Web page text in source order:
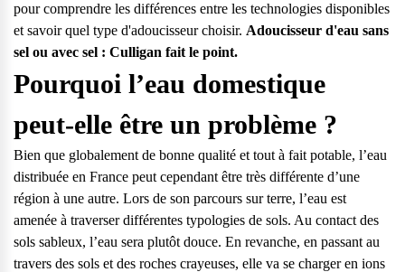
pour comprendre les différences entre les technologies disponibles
et savoir quel type d'adoucisseur choisir. Adoucisseur d'eau sans
sel ou avec sel : Culligan fait le point.
Pourquoi l’eau domestique
peut-elle être un problème ?
Bien que globalement de bonne qualité et tout à fait potable, l’eau
distribuée en France peut cependant être très différente d’une
région à une autre. Lors de son parcours sur terre, l’eau est
amenée à traverser différentes typologies de sols. Au contact des
sols sableux, l’eau sera plutôt douce. En revanche, en passant au
travers des sols et des roches crayeuses, elle va se charger en ions